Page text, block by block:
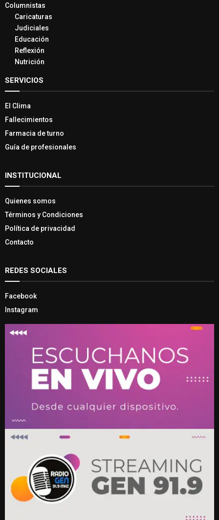
Columnistas
Caricaturas
Judiciales
Educación
Reflexión
Nutrición
SERVICIOS
El Clima
Fallecimientos
Farmacia de turno
Guía de profesionales
INSTITUCIONAL
Quienes somos
Términos y Condiciones
Política de privacidad
Contacto
REDES SOCIALES
Facebook
Instagram